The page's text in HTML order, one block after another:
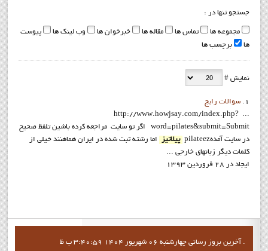
جستجو تنها در :
مجموعه ها تماس ها مقاله ها خبرخوان ها وب لینک ها
پیوست
ها
برچسب ها
نمایش #
1.
سوالات رايج
... http://www.howjsay.com/index.php?
word=pilates&submit=Submit اگر تو سايت مراجعه كرده باشين تلفظ صحيح
در سايت آمدهpilateez
پيلاتيز
اما رشته ثبت شده در ايران هماهنند خيلي از
كلمات ديگر زبانهاي خارجي ...
ایجاد در 28 فروردين 1393
آخرين بروز رساني چهارشنبه 06 شهریور 1404 3:40:59 ب ظ .